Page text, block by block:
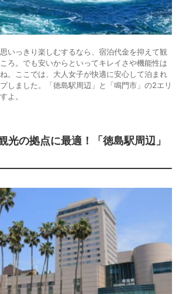
いっきり楽しむするなら、宿泊代金を抑えて観
ろ。でも安いからといってキレイさや機能性は
。ここでは、大人女子が快適に安心して泊まれ
しました。「徳島駅周辺」と「鳴門市」の2エリ
よ。
光の拠点に最適！「徳島駅周辺」